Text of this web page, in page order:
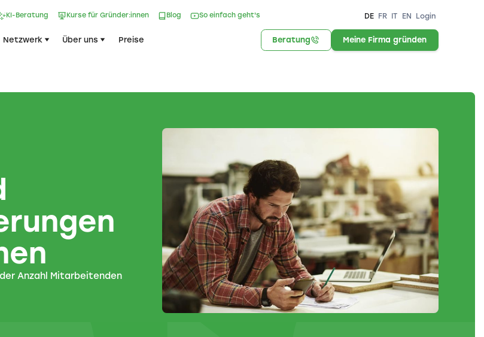
KI-Beratung Kurse für Gründer:innen Blog So einfach geht's DE FR IT EN Login
Netzwerk Über uns Preise Beratung Meine Firma gründen
Anzahl Mitarbeitenden